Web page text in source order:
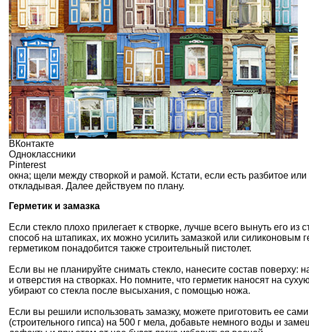
ВКонтакте
Одноклассники
Pinterest
окна; щели между створкой и рамой. Кстати, если есть разбитое
откладывая. Далее действуем по плану.
Герметик и замазка
Если стекло плохо прилегает к створке, лучше всего вынуть его из
способ на штапиках, их можно усилить замазкой или силиконовым
герметиком понадобится также строительный пистолет.
Если вы не планируйте снимать стекло, нанесите состав поверху:
и отверстия на створках. Но помните, что герметик наносят на
убирают со стекла после высыхания, с помощью ножа.
Если вы решили использовать замазку, можете приготовить ее
(строительного гипса) на 500 г мела, добавьте немного воды и